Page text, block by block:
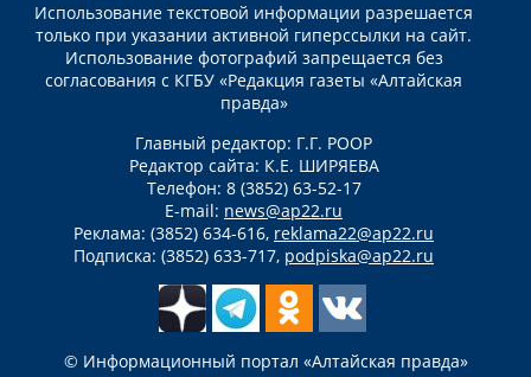
Использование текстовой информации разрешается
только при указании активной гиперссылки на сайт.
Использование фотографий запрещается без
согласования с КГБУ «Редакция газеты «Алтайская
правда»
Главный редактор: Г.Г. РООР
Редактор сайта: К.Е. ШИРЯЕВА
Телефон: 8 (3852) 63-52-17
E-mail: news@ap22.ru
Реклама: (3852) 634-616, reklama22@ap22.ru
Подписка: (3852) 633-717, podpiska@ap22.ru
© Информационный портал «Алтайская правда»